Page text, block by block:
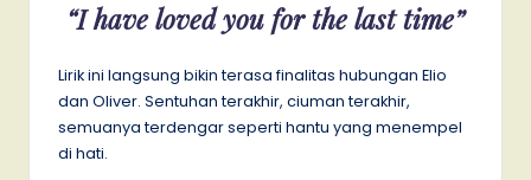
“I have loved you for the last time”
Lirik ini langsung bikin terasa finalitas hubungan Elio
dan Oliver. Sentuhan terakhir, ciuman terakhir,
semuanya terdengar seperti hantu yang menempel
di hati.